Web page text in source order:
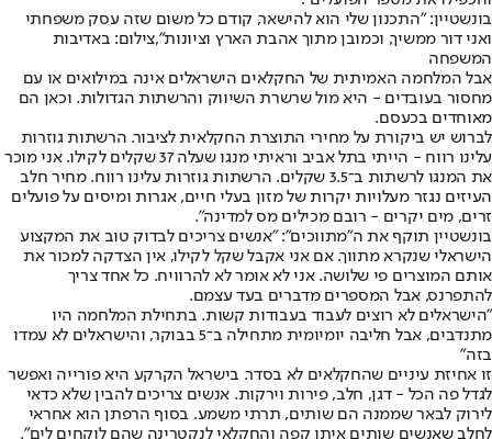
בונשטיין: "התכנון שלי הוא להישאר, קודם כל משום שזה עסק משפחתי
ואני דור ממשיך, וכמובן מתוך אהבת הארץ וציונות",צילום: באדיבות
המשפחה
אבל המלחמה האמיתית של החקלאים הישראלים אינה במילואים או עם
מחסור בעובדים - היא מול שרשרת השיווק והרשתות הגדולות. וכאן הם
מאוחדים בכעסם.
לברוש יש ביקורת על מחירי התוצרת החקלאית לציבור. הרשתות גוזרות
עלינו רווח - הייתי בתל אביב וראיתי מנגו שעלה 37 שקלים לקילו. אני מוכר
את המנגו לרשתות ב־3.5 שקלים. הרשתות גוזרות עלינו רווח. מחיר חלב
העיזים נגזר מעלויות יקרות של מזון בעלי חיים, אגרות ומיסים על פועלים
זרים, מים יקרים - רובם מכילים מס למדינה".
בונשטיין תוקף את ה"מתווכים": "אנשים צריכים לבדוק טוב את המקצוע
הישראלי שנקרא מתווך. אם אני אקבל שקל לקילו, אין הצדקה למכור את
אותם המוצרים פי שלושה. אני לא אומר לא להרוויח. כל אחד צריך
להתפרנס, אבל המספרים מדברים בעד עצמם.
"הישראלים לא רוצים לעבוד בעבודות קשות. בתחילת המלחמה היו
מתנדבים, אבל חליבה יומיומית מתחילה ב־5 בבוקר, והישראלים לא עמדו
בזה"
זו אחיזת עיניים שהחקלאים לא בסדר. בישראל הקרקע היא פורייה ואפשר
לגדל פה הכל - דגן, חלב, פירות וירקות. אנשים צריכים להבין שלא כדאי
לירוק לבאר שממנה הם שותים, תרתי משמע. בסוף הרפתן הוא אחראי
לחלב שאנשים שותים איתו קפה והחקלאי לנקטרינה שהם לוקחים לים".